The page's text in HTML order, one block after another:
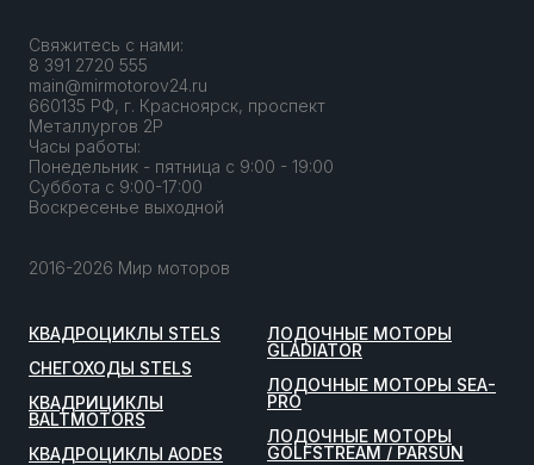
Свяжитесь с нами:
8 391 2720 555
main@mirmotorov24.ru
660135 РФ, г. Красноярск, проспект
Металлургов 2Р
Часы работы:
Понедельник - пятница с 9:00 - 19:00
Суббота с 9:00-17:00
Воскресенье выходной
2016-2026 Мир моторов
КВАДРОЦИКЛЫ STELS
СНЕГОХОДЫ STELS
КВАДРИЦИКЛЫ
BALTMOTORS
КВАДРОЦИКЛЫ AODES
ЛОДОЧНЫЕ МОТОРЫ
GLADIATOR
ЛОДОЧНЫЕ МОТОРЫ SEA-
PRO
ЛОДОЧНЫЕ МОТОРЫ
GOLFSTREAM / PARSUN